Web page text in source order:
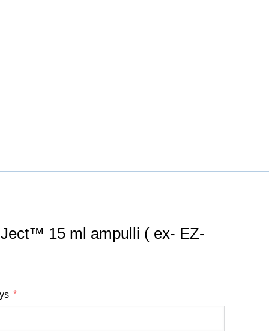
15 ml ampulli ( ex- EZ-